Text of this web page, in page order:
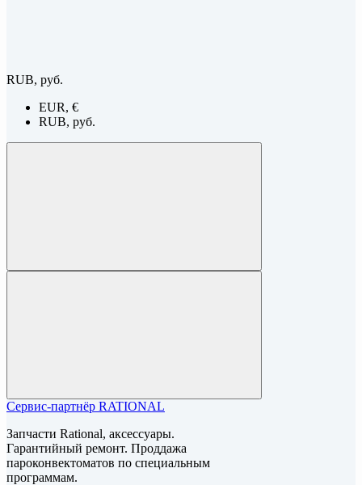
RUB, руб.
EUR, €
RUB, руб.
Сервис-партнёр RATIONAL
Запчасти Rational, аксессуары.
Гарантийный ремонт. Проддажа
пароконвектоматов по специальным
программам.